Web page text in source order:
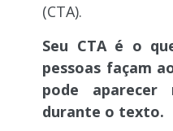
(CTA).
Seu CTA é o
pessoas façam
pode
durante o texto.